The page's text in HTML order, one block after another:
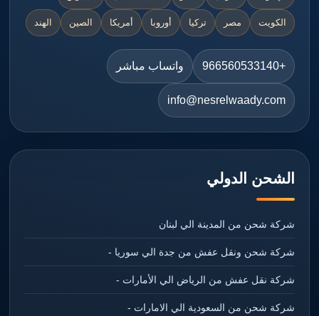
الكويت مصر تركيا أوروبا أمريكا الصين الهند
+966560533140 واتساب مباشر
info@nesrelwaady.com
الشحن الدولي
شركة شحن من المدينة الي لبنان
شركة شحن ونقل عفش من جدة الي سوريا -
شركة نقل عفش من الرياض الي الأمارات -
شركة شحن من السعودية الي الامارات -